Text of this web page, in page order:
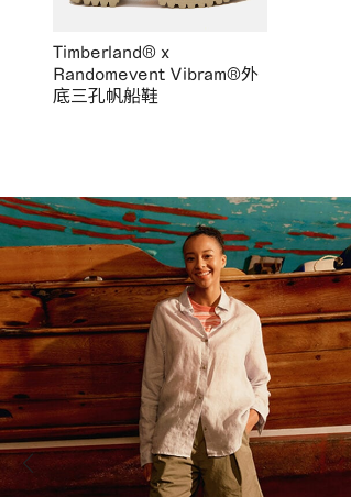
Timberland® x
Randomevent Vibram®外
底三孔帆船鞋